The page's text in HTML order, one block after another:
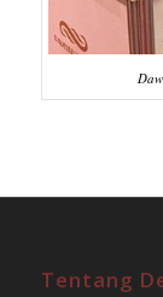
Tentang